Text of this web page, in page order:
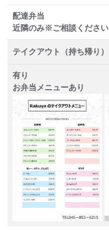
配達弁当
近隣のみ※ご相談ください
テイクアウト（持ち帰り）
有り
お弁当メニューあり